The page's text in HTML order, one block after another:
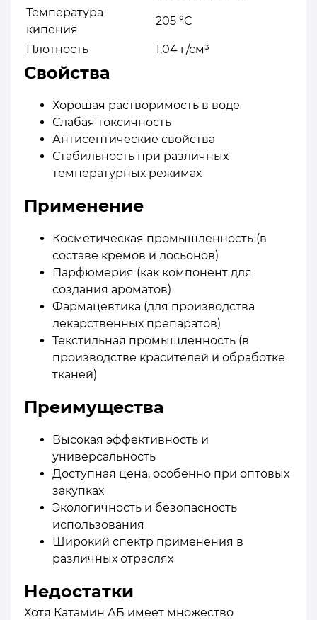
Температура
кипения
205 °C
Плотность 1,04 г/см³
Свойства
Хорошая растворимость в воде
Слабая токсичность
Антисептические свойства
Стабильность при различных
температурных режимах
Применение
Косметическая промышленность (в
составе кремов и лосьонов)
Парфюмерия (как компонент для
создания ароматов)
Фармацевтика (для производства
лекарственных препаратов)
Текстильная промышленность (в
производстве красителей и обработке
тканей)
Преимущества
Высокая эффективность и
универсальность
Доступная цена, особенно при оптовых
закупках
Экологичность и безопасность
использования
Широкий спектр применения в
различных отраслях
Недостатки
Хотя Катамин АБ имеет множество